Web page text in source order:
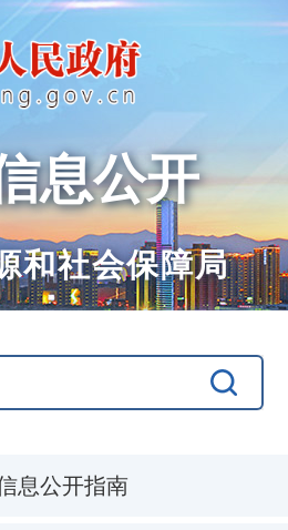
息公开
和社会保障局
息公开指南